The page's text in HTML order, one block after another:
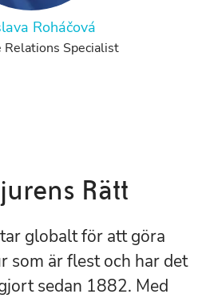
Roháčová
Relations Specialist
Rätt
globalt för att göra
som är flest och har det
sedan 1882. Med